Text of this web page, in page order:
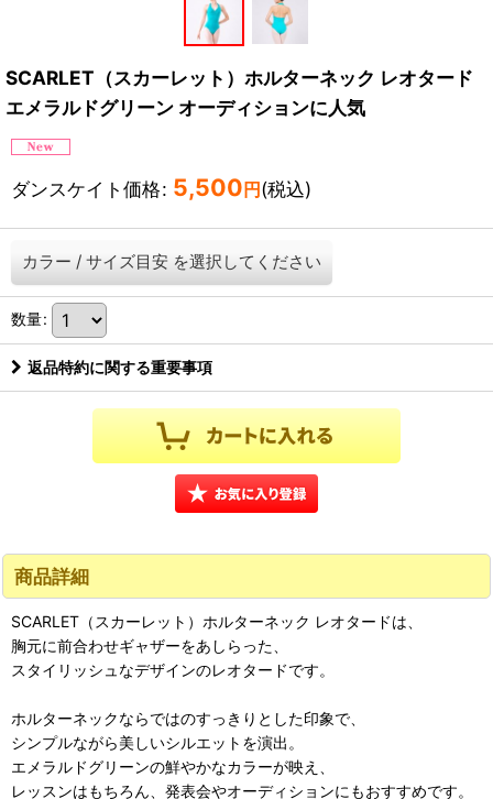
SCARLET（スカーレット）ホルターネック レオタード
エメラルドグリーン オーディションに人気
ダンスケイト価格: 5,500 円 (税込)
カラー / サイズ目安 を選択してください
数量:
返品特約に関する重要事項
商品詳細
SCARLET（スカーレット）ホルターネック レオタードは、
胸元に前合わせギャザーをあしらった、
スタイリッシュなデザインのレオタードです。
ホルターネックならではのすっきりとした印象で、
シンプルながら美しいシルエットを演出。
エメラルドグリーンの鮮やかなカラーが映え、
レッスンはもちろん、発表会やオーディションにもおすすめです。